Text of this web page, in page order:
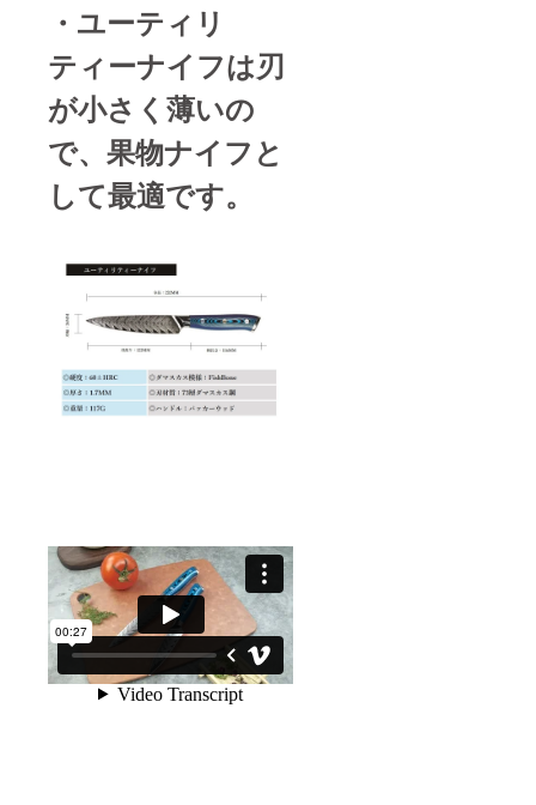
・ユーティリ
ティーナイフは刃
が小さく薄いの
で、果物ナイフと
して最適です。